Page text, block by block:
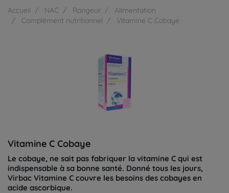
Accueil NAC Rongeur
Alimentation
Complément nutritionnel
Vitamine C Cobaye
Vitamine C Cobaye
Le cobaye, ne sait pas fabriquer la vitamine C qui est
indispensable à sa bonne santé. Donné tous les jours,
Virbac Vitamine C couvre les besoins des cobayes en
acide ascorbique.